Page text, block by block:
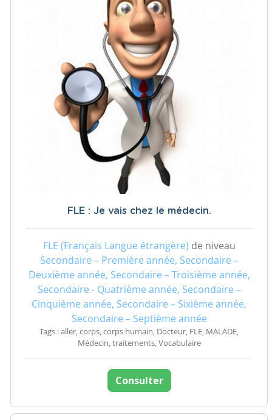
FLE : Je vais chez le médecin.
FLE (Français Langue étrangère) de niveau
Secondaire – Première année, Secondaire –
Deuxième année, Secondaire – Troisième année,
Secondaire - Quatrième année, Secondaire –
Cinquième année, Secondaire – Sixième année,
Secondaire – Septième année
Tags : aller, corps, corps humain, Docteur, FLE, MALADE,
Médecin, traitements, Vocabulaire
Consulter